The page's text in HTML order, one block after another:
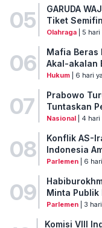
05
GARUDA
Tiket
Olahraga| 5 hari
06
Mafia Beras
Akal-akalan
Hukum| 6 hari
07
Prabowo
Tuntaskan
Nasional| 4 hari
08
Konflik AS-
Indonesia
Parlemen| 6
09
Minta Publik
Parlemen| 3
Komisi VIII